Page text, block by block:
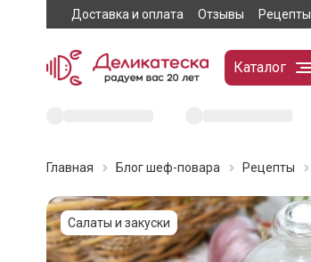
Доставка и оплата Отзывы Рецепты
Каталог
Главная Блог шеф-повара Рецепты
Салаты и закуски